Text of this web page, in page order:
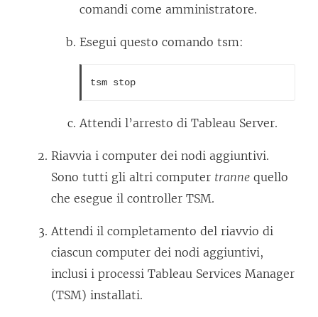
comandi come amministratore.
Esegui questo comando tsm:
tsm stop
Attendi l’arresto di Tableau Server.
Riavvia i computer dei nodi aggiuntivi.
Sono tutti gli altri computer tranne quello
che esegue il controller TSM.
Attendi il completamento del riavvio di
ciascun computer dei nodi aggiuntivi,
inclusi i processi Tableau Services Manager
(TSM) installati.